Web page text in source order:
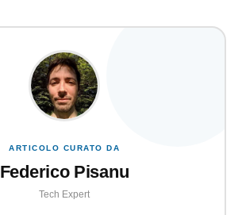
ARTICOLO CURATO DA
Federico Pisanu
Tech Expert